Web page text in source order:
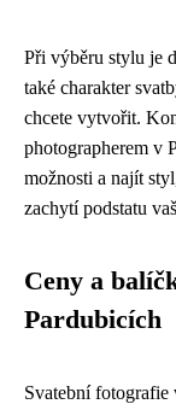
Při výběru stylu je
také charakter
chcete vytvořit.
photographerem v
možnosti a najít
zachytí podstatu
Ceny a
Pardubicích
Svatební fotografie